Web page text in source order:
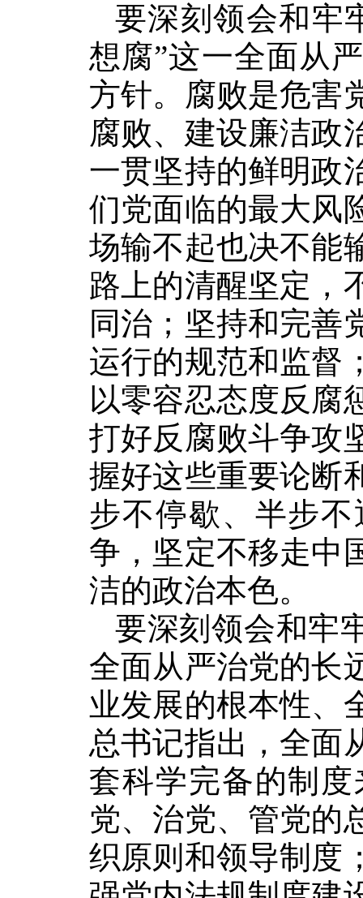
要深刻领会和牢
想腐”这一全面从
方针。腐败是危害
腐败、建设廉洁政
一贯坚持的鲜明政
们党面临的最大风
场输不起也决不能
路上的清醒坚定，
同治；坚持和完善
运行的规范和监督
以零容忍态度反腐
打好反腐败斗争攻
握好这些重要论断
步不停歇、半步
争，坚定不移走中
洁的政治本色。
要深刻领会和牢
全面从严治党的长
业发展的根本性、
总书记指出，全面
套科学完备的制
党、治党、管党的
织原则和领导制度